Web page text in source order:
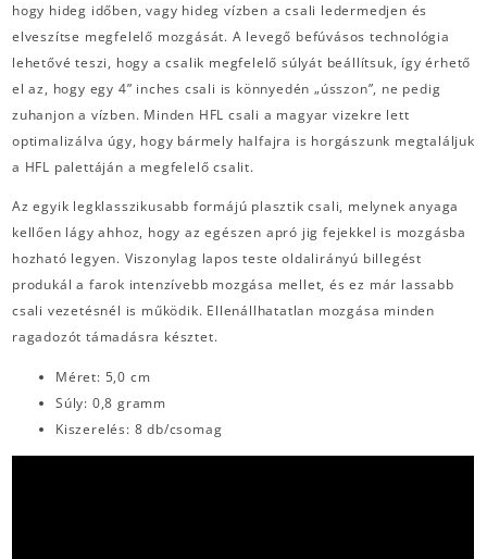
hogy hideg időben, vagy hideg vízben a csali ledermedjen és
elveszítse megfelelő mozgását. A levegő befúvásos technológia
lehetővé teszi, hogy a csalik megfelelő súlyát beállítsuk, így érhető
el az, hogy egy 4” inches csali is könnyedén „ússzon”, ne pedig
zuhanjon a vízben. Minden HFL csali a magyar vizekre lett
optimalizálva úgy, hogy bármely halfajra is horgászunk megtaláljuk
a HFL palettáján a megfelelő csalit.
Az egyik legklasszikusabb formájú plasztik csali, melynek anyaga
kellően lágy ahhoz, hogy az egészen apró jig fejekkel is mozgásba
hozható legyen. Viszonylag lapos teste oldalirányú billegést
produkál a farok intenzívebb mozgása mellet, és ez már lassabb
csali vezetésnél is működik. Ellenállhatatlan mozgása minden
ragadozót támadásra késztet.
Méret: 5,0 cm
Súly: 0,8 gramm
Kiszerelés: 8 db/csomag